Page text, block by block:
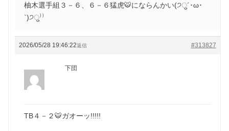
柚木選手組３－６、６－６猛虎🐯にならんかい(੭ु´･ω･
`)੭ु⁾⁾
2026/05/28 19:46:22 #313827
返信
下団
TB４－２🐯ガオーッ!!!!!